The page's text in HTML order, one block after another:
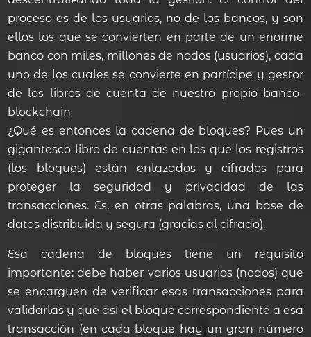
proceso es de los usuarios, no de los bancos, y son
ellos los que se convierten en parte de un enorme
banco con miles, millones de nodos (usuarios), cada
uno de los cuales se convierte en partícipe y gestor
de los libros de cuenta de nuestro propio banco-
blockchain
¿Qué es entonces la cadena de bloques? Pues un
gigantesco libro de cuentas en los que los registros
(los bloques) están enlazados y cifrados para
proteger la seguridad y privacidad de las
transacciones. Es, en otras palabras, una base de
datos distribuida y segura (gracias al cifrado).
Esa cadena de bloques tiene un requisito
importante: debe haber varios usuarios (nodos) que
se encarguen de verificar esas transacciones para
validarlas y que así el bloque correspondiente a esa
transacción (en cada bloque hay un gran número